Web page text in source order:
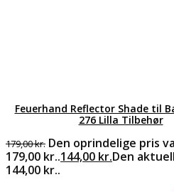
Feuerhand Reflector Shade til
276 Lilla Tilbehør
179,00kr. Den oprindelige pris
179,00 kr..144,00 kr.Den
144,00 kr..